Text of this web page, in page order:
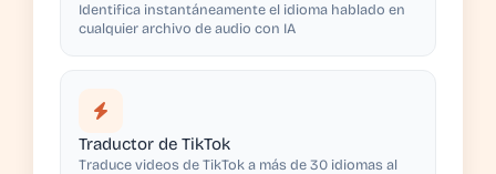
Identifica instantáneamente el idioma hablado en
cualquier archivo de audio con IA
Traductor de TikTok
Traduce videos de TikTok a más de 30 idiomas al